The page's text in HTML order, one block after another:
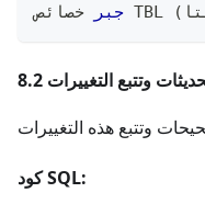
جبر خصائص TBL (
وتتبع التغييرات
كود SQL: